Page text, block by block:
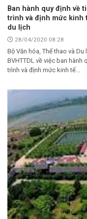
Ban hành quy định về
trình và định mức kinh
du lịch
28/04/2020 08:28
Bộ Văn hóa, Thể thao và
BVHTTDL về việc ban hành
trình và định mức kinh tế...